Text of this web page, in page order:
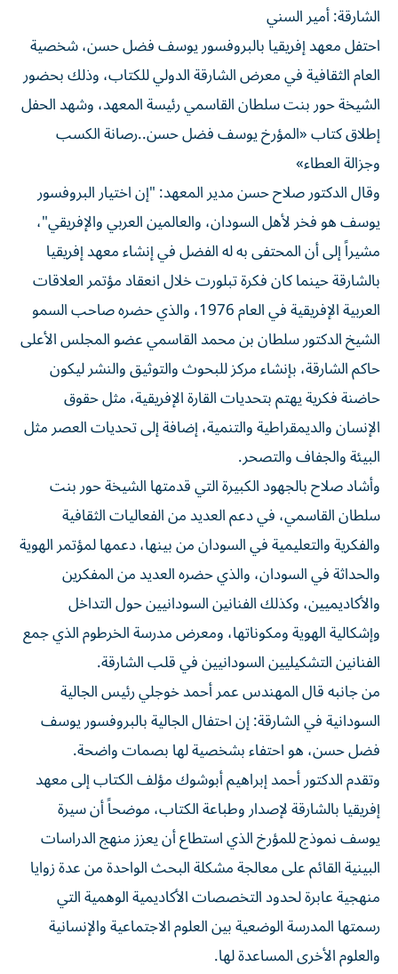
الشارقة: أمير السني
احتفل معهد إفريقيا بالبروفسور يوسف فضل حسن، شخصية
العام الثقافية في معرض الشارقة الدولي للكتاب، وذلك بحضور
الشيخة حور بنت سلطان القاسمي رئيسة المعهد، وشهد الحفل
إطلاق كتاب «المؤرخ يوسف فضل حسن..رصانة الكسب
وجزالة العطاء»
وقال الدكتور صلاح حسن مدير المعهد: "إن اختيار البروفسور
يوسف هو فخر لأهل السودان، والعالمين العربي والإفريقي"،
مشيراً إلى أن المحتفى به له الفضل في إنشاء معهد إفريقيا
بالشارقة حينما كان فكرة تبلورت خلال انعقاد مؤتمر العلاقات
العربية الإفريقية في العام 1976، والذي حضره صاحب السمو
الشيخ الدكتور سلطان بن محمد القاسمي عضو المجلس الأعلى
حاكم الشارقة، بإنشاء مركز للبحوث والتوثيق والنشر ليكون
حاضنة فكرية يهتم بتحديات القارة الإفريقية، مثل حقوق
الإنسان والديمقراطية والتنمية، إضافة إلى تحديات العصر مثل
البيئة والجفاف والتصحر.
وأشاد صلاح بالجهود الكبيرة التي قدمتها الشيخة حور بنت
سلطان القاسمي، في دعم العديد من الفعاليات الثقافية
والفكرية والتعليمية في السودان من بينها، دعمها لمؤتمر الهوية
والحداثة في السودان، والذي حضره العديد من المفكرين
والأكاديميين، وكذلك الفنانين السودانيين حول التداخل
وإشكالية الهوية ومكوناتها، ومعرض مدرسة الخرطوم الذي جمع
الفنانين التشكيليين السودانيين في قلب الشارقة.
من جانبه قال المهندس عمر أحمد خوجلي رئيس الجالية
السودانية في الشارقة: إن احتفال الجالية بالبروفسور يوسف
فضل حسن، هو احتفاء بشخصية لها بصمات واضحة.
وتقدم الدكتور أحمد إبراهيم أبوشوك مؤلف الكتاب إلى معهد
إفريقيا بالشارقة لإصدار وطباعة الكتاب، موضحاً أن سيرة
يوسف نموذج للمؤرخ الذي استطاع أن يعزز منهج الدراسات
البينية القائم على معالجة مشكلة البحث الواحدة من عدة زوايا
منهجية عابرة لحدود التخصصات الأكاديمية الوهمية التي
رسمتها المدرسة الوضعية بين العلوم الاجتماعية والإنسانية
والعلوم الأخرى المساعدة لها.